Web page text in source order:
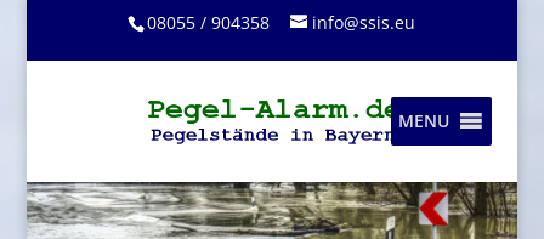
08055 / 904358 info@ssis.eu
MENU